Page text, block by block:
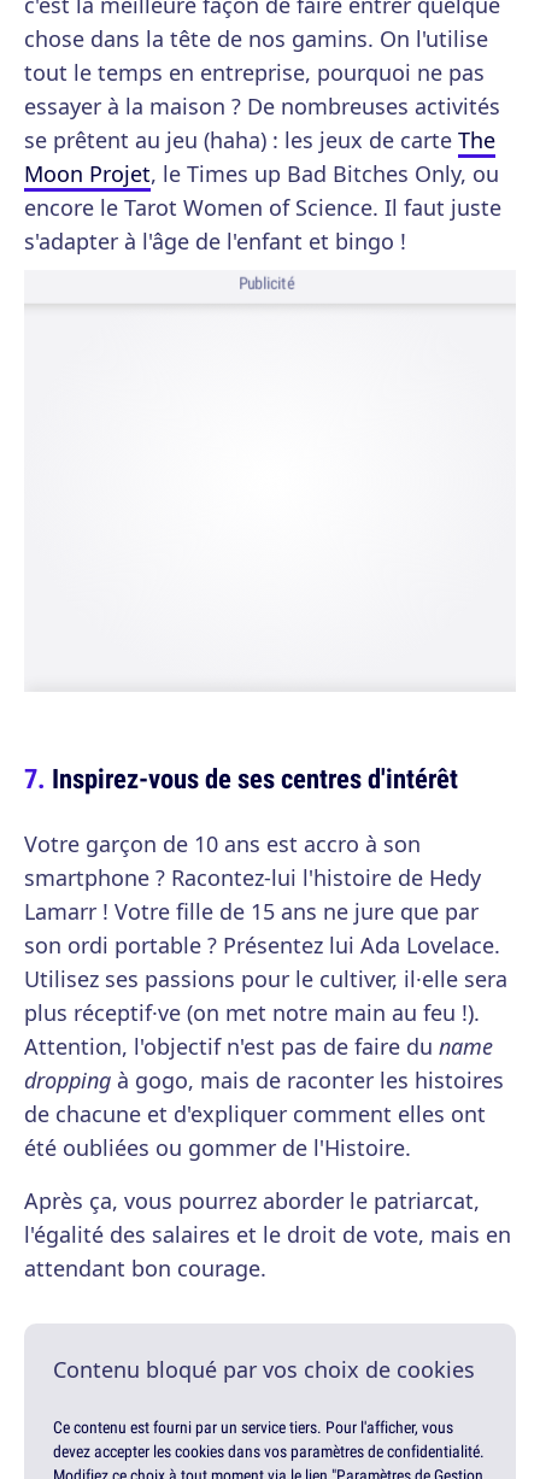
chose dans la tête de nos gamins. On l'utilise
tout le temps en entreprise, pourquoi ne pas
essayer à la maison ? De nombreuses activités
se prêtent au jeu (haha) : les jeux de carte The
Moon Projet, le Times up Bad Bitches Only, ou
encore le Tarot Women of Science. Il faut juste
s'adapter à l'âge de l'enfant et bingo !
Publicité
Inspirez-vous de ses centres d'intérêt
Votre garçon de 10 ans est accro à son
smartphone ? Racontez-lui l'histoire de Hedy
Lamarr ! Votre fille de 15 ans ne jure que par
son ordi portable ? Présentez lui Ada Lovelace.
Utilisez ses passions pour le cultiver, il·elle sera
plus réceptif·ve (on met notre main au feu !).
Attention, l'objectif n'est pas de faire du name
dropping à gogo, mais de raconter les histoires
de chacune et d'expliquer comment elles ont
été oubliées ou gommer de l'Histoire.
Après ça, vous pourrez aborder le patriarcat,
l'égalité des salaires et le droit de vote, mais en
attendant bon courage.
Contenu bloqué par vos choix de cookies
Ce contenu est fourni par un service tiers. Pour l'afficher, vous
devez accepter les cookies dans vos paramètres de confidentialité.